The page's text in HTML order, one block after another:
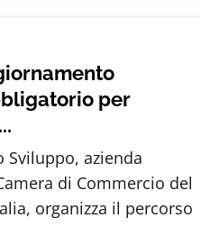
per
Sviluppo, azienda
di Commercio del
organizza il percorso